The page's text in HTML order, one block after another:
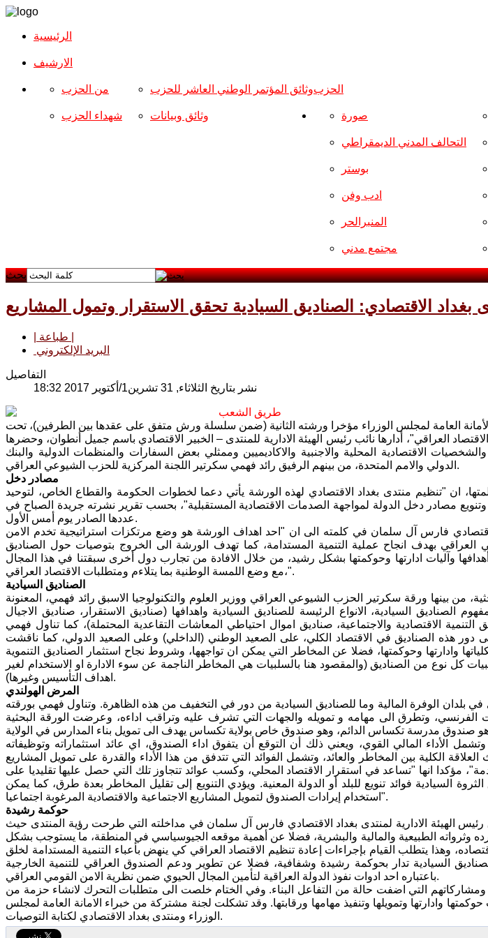
الرئيسية
الارشیف
الحزب من الحزب
شهداء الحزب
وثائق المؤتمر الوطني العاشر للحزب
وثائق وبيانات صورة
التحالف المدني الديمقراطي
بوستر
ادب وفن
المنبرالحر
مجتمع مدني
بحث
الاقتصادي: الصناديق السيادية تحقق الاستقرار وتمول المشاريع
البريد الإلكتروني
التفاصيل
نشر بتاريخ الثلاثاء, 31 تشرين1/أكتوير 2017 18:32
طريق الشعب
العامة لمجلس الوزراء مؤخرا ورشته الثانية (ضمن سلسلة ورش متفق على عقدها بين الطرفين)، تحت
العراقي"، أدارها نائب رئيس الهيئة الادارية للمنتدى – الخبير الاقتصادي باسم جميل أنطوان، وحضرها
الاقتصادية المحلية والاجنبية والاكاديميين وممثلي بعض السفارات والمنظمات الدولية والبنك
الدولي والامم المتحدة، من بينهم الرفيق رائد فهمي سكرتير اللجنة المركزية للحزب الشيوعي العراقي.
مصادر دخل
ان "تنظيم منتدى بغداد الاقتصادي لهذه الورشة يأتي دعما لخطوات الحكومة والقطاع الخاص، لتوحيد
وتنويع مصادر دخل الدولة لمواجهة الصدمات الاقتصادية المستقبلية"، بحسب تقرير نشرته جريدة الصباح في
عددها الصادر يوم أمس الأول.
الاقتصادي فارس آل سلمان في كلمته الى ان "احد اهداف الورشة هو وضع مرتكزات استراتيجية تخدم الامن
العراقي بهدف انجاح عملية التنمية المستدامة، كما تهدف الورشة الى الخروج بتوصيات حول الصناديق
وآليات ادارتها وحوكمتها بشكل رشيد، من خلال الافادة من تجارب دول أخرى سبقتنا في هذا المجال
،مع وضع اللمسة الوطنية بما يتلاءم ومتطلبات الاقتصاد العراقي".
الصناديق السيادية
بحسب التقرير، 7 أوراق بحثية، من بينها ورقة سكرتير الحزب الشيوعي العراقي ووزير العلوم والتكنولوجيا الاسبق رائد فهمي، المعنونة
الصناديق السيادية، الانواع الرئيسة للصناديق السيادية واهدافها (صناديق الاستقرار، صناديق الاجيال
التنمية الاقتصادية والاجتماعية، صناديق اموال احتياطي المعاشات التقاعدية المحتملة)، كما تناول فهمي
دور هذه الصناديق في الاقتصاد الكلي، على الصعيد الوطني (الداخلي) وعلى الصعيد الدولي، كما ناقشت
وادارتها وحوكمتها، فضلا عن المخاطر التي يمكن ان تواجهها، وشروط نجاح استثمار الصناديق التنموية
كل نوع من الصناديق (والمقصود هنا بالسلبيات هي المخاطر الناجمة عن سوء الادارة او الاستخدام لغير
اهداف التأسيس وغيرها).
المرض الهولندي
الوفرة المالية وما للصناديق السيادية من دور في التخفيف من هذه الظاهرة. وتناول فهمي بورقته
الفرنسي، وتطرق الى مهامه و تمويله والجهات التي تشرف عليه وتراقب اداءه، وعرضت الورقة البحثية
الأداء المالي القوي، ويعني ذلك أن التوقع أن يتفوق اداء الصندوق، اي عائد استثماراته وتوظيفاته
الكلية بين المخاطر والعائد، وتشمل الفوائد التي تتدفق من هذا الأداء والقدرة على تمويل المشاريع
مؤكدا انها "تساعد في استقرار الاقتصاد المحلي، وكسب عوائد تتجاوز تلك التي حصل عليها تقليديا على
السيادية فوائد تنويع للبلد أو الدولة المعنية. ويؤدي التنويع إلى تقليل المخاطر بعدة طرق، كما يمكن
استخدام إيرادات الصندوق لتمويل المشاريع الاجتماعية والاقتصادية المرغوبة اجتماعيا".
حوكمة رشيدة
الهيئة الادارية لمنتدى بغداد الاقتصادي فارس آل سلمان في مداخلته التي طرحت رؤية المنتدى حيث
وثرواته الطبيعية والمالية والبشرية، فضلا عن أهمية موقعه الجيوسياسي في المنطقة، ما يستوجب بشكل
وهذا يتطلب القيام بإجراءات إعادة تنظيم الاقتصاد العراقي كي ينهض بأعباء التنمية المستدامة لخلق
السيادية تدار بحوكمة رشيدة وشفافية، فضلا عن تطوير ودعم الصندوق العراقي للتنمية الخارجية
باعتباره احد ادوات نفوذ الدولة العراقية لتأمين المجال الحيوي ضمن نظرية الامن القومي العراقي.
ومشاركاتهم التي اضفت حالة من التفاعل البناء. وفي الختام خلصت الى متطلبات التحرك لانشاء حزمة من
حوكمتها وادارتها وتمويلها وتنفيذ مهامها ورقابتها. وقد تشكلت لجنة مشتركة من خبراء الامانة العامة لمجلس
الوزراء ومنتدى بغداد الاقتصادي لكتابة التوصيات.